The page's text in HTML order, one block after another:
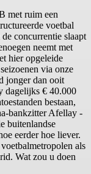
met ruim een
voetbal
concurrentie slaapt
neemt met
hier opgeleide
via onze
jonger dan ooit
dagelijks € 40.000
bestaan,
bankzitter Afellay -
buitenlandse
eerder hoe liever.
als
Wat zou u doen